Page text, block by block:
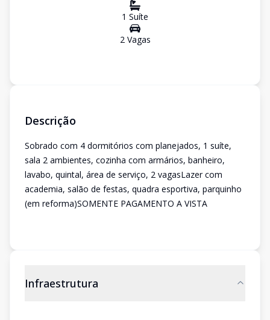
1 Suíte
2Vagas
Descrição
Sobrado com 4 dormitórios com planejados, 1 suíte,
sala 2 ambientes, cozinha com armários, banheiro,
lavabo, quintal, área de serviço, 2 vagasLazer com
academia, salão de festas, quadra esportiva, parquinho
(em reforma)SOMENTE PAGAMENTO A VISTA
Infraestrutura